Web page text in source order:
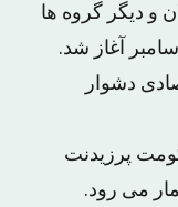
و دیگر گروه ها
دشوار
پرزیدنت
می رود.